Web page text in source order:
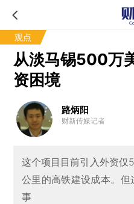
观点
从淡马锡500万
资困境
路炳阳
财新传媒记者
这个项目目前引入外资
公里的高铁建设成本。
事